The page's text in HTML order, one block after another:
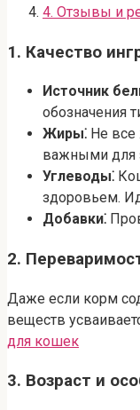
4. Отзывы и
1. Качество
Источник
обозначения
Жиры⁚ Не
важными для
Углеводы⁚
здоровьем.
Добавки⁚
2.
Даже если корм
веществ
для кошек
3. Возраст и